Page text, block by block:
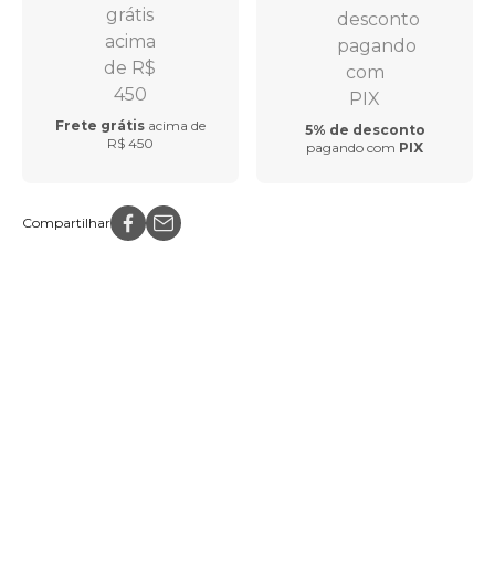
Frete grátis acima de
R$ 450
5% de desconto
pagando com PIX
Compartilhar